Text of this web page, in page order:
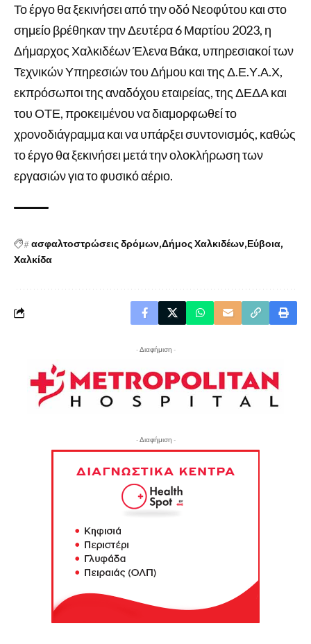
Το έργο θα ξεκινήσει από την οδό Νεοφύτου και στο
σημείο βρέθηκαν την Δευτέρα 6 Μαρτίου 2023, η
Δήμαρχος Χαλκιδέων Έλενα Βάκα, υπηρεσιακοί των
Τεχνικών Υπηρεσιών του Δήμου και της Δ.Ε.Υ.Α.Χ,
εκπρόσωποι της αναδόχου εταιρείας, της ΔΕΔΑ και
του ΟΤΕ, προκειμένου να διαμορφωθεί το
χρονοδιάγραμμα και να υπάρξει συντονισμός, καθώς
το έργο θα ξεκινήσει μετά την ολοκλήρωση των
εργασιών για το φυσικό αέριο.
#ασφαλτοστρώσεις δρόμων Δήμος Χαλκιδέων Εύβοια
Χαλκίδα
- Διαφήμιση -
- Διαφήμιση -